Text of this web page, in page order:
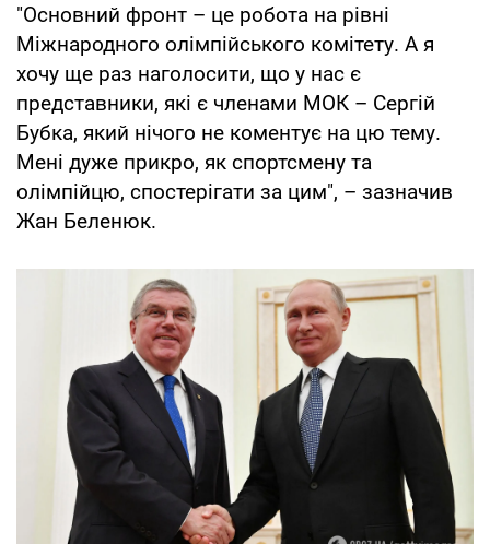
"Основний фронт – це робота на рівні
Міжнародного олімпійського комітету. А я
хочу ще раз наголосити, що у нас є
представники, які є членами МОК – Сергій
Бубка, який нічого не коментує на цю тему.
Мені дуже прикро, як спортсмену та
олімпійцю, спостерігати за цим", – зазначив
Жан Беленюк.